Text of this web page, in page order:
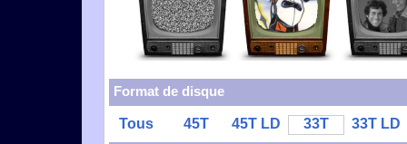
Format de disque
Tous 45T 45T LD 33T
33T LD